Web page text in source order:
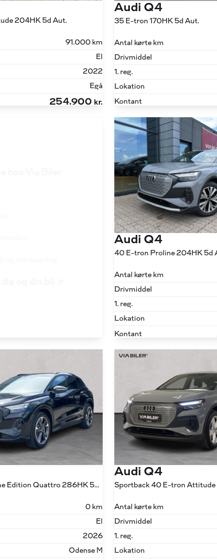
204HK 5d Aut.
91.000 km
El
2022
Egå
254.900 kr.
Audi Q4
35 E-tron 170HK 5d Aut.
Antal kørte km
Drivmiddel
1. reg.
Lokation
Kontant
Audi Q4
40 E-tron Proline 204HK 5d
Antal kørte km
Drivmiddel
1. reg.
Lokation
Kontant
45 E-tron S Line Edition Quattro 286HK 5d Aut.
0 km
El
2026
Odense M
Audi Q4
Antal kørte km
Drivmiddel
1. reg.
Lokation